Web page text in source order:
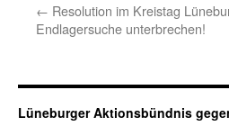
← Resolution im Kreistag
Endlagersuche unterbrechen!
Lüneburger Aktionsbündnis